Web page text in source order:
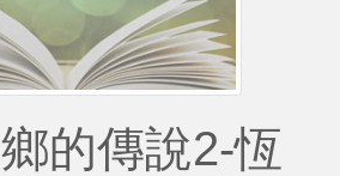
的傳說2-恆